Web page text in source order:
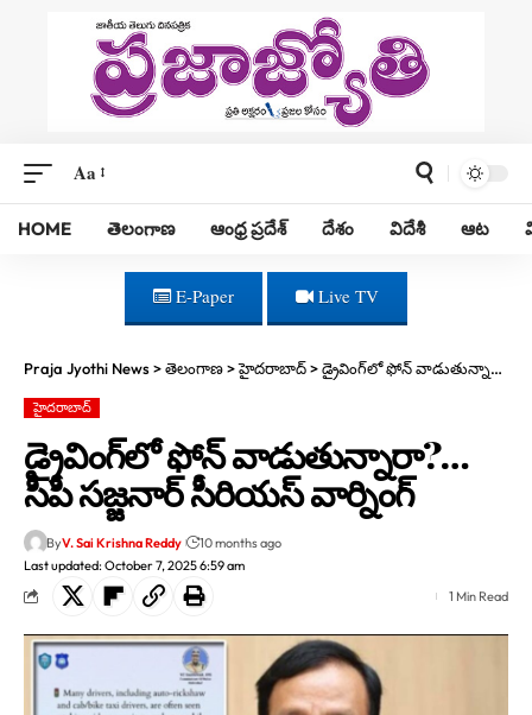
Aa
HOME తెలంగాణ ఆంధ్ర ప్రదేశ్ దేశం విదేశీ ఆట
E-Paper Live TV
Praja Jyothi News>తెలంగాణ>హైదరాబాద్>డ్రైవింగ్‌లో ఫోన్ వాడుతున్నారా?… సీపీ సజ్జనార్ సీరియస్ వార్నింగ్
హైదరాబాద్
డ్రైవింగ్‌లో ఫోన్ వాడుతున్నారా?…
సీపీ సజ్జనార్ సీరియస్ వార్నింగ్
Last updated: October 7, 2025 6:59 am
ByV. Sai Krishna Reddy 10 months ago
1 Min Read